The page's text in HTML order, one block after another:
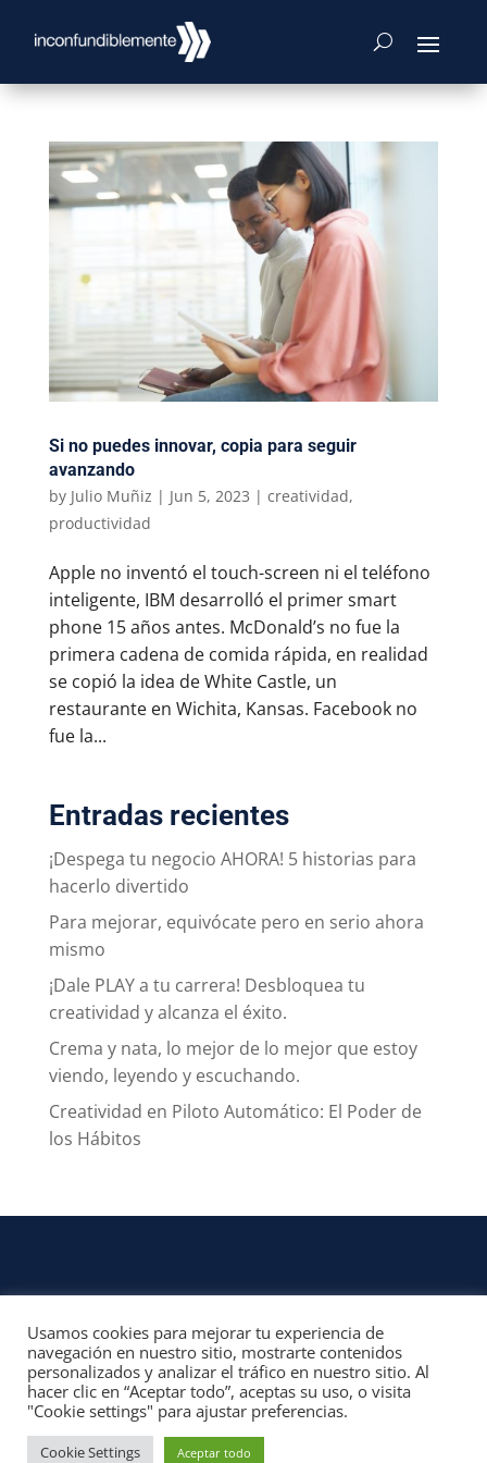
Si no puedes innovar, copia para seguir
avanzando
by Julio Muñiz | Jun 5, 2023 | creatividad,
productividad
Apple no inventó el touch-screen ni el teléfono
inteligente, IBM desarrolló el primer smart
phone 15 años antes. McDonald’s no fue la
primera cadena de comida rápida, en realidad
se copió la idea de White Castle, un
restaurante en Wichita, Kansas. Facebook no
fue la...
Entradas recientes
¡Despega tu negocio AHORA! 5 historias para
hacerlo divertido
Para mejorar, equivócate pero en serio ahora
mismo
¡Dale PLAY a tu carrera! Desbloquea tu
creatividad y alcanza el éxito.
Crema y nata, lo mejor de lo mejor que estoy
viendo, leyendo y escuchando.
Creatividad en Piloto Automático: El Poder de
los Hábitos
CONTACTO
© 2022, Unofficial Media, LLC – Reservados todos los derechos | All rights
reserved
Aviso Legal y Términos de Uso del Sitio|Aviso Programas Afiliados,
Usamos cookies para mejorar tu experiencia de
navegación en nuestro sitio, mostrarte contenidos
personalizados y analizar el tráfico en nuestro sitio. Al
hacer clic en “Aceptar todo”, aceptas su uso, o visita
"Cookie settings" para ajustar preferencias.
Cookie Settings Aceptar todo